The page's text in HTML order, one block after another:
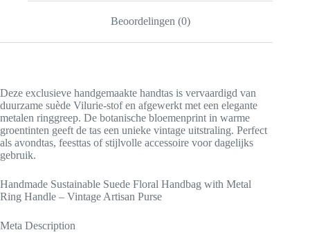
aantal
Beoordelingen (0)
Deze exclusieve handgemaakte handtas is vervaardigd van
duurzame suède Vilurie-stof en afgewerkt met een elegante
metalen ringgreep. De botanische bloemenprint in warme
groentinten geeft de tas een unieke vintage uitstraling. Perfect
als avondtas, feesttas of stijlvolle accessoire voor dagelijks
gebruik.
Handmade Sustainable Suede Floral Handbag with Metal
Ring Handle – Vintage Artisan Purse
Meta Description